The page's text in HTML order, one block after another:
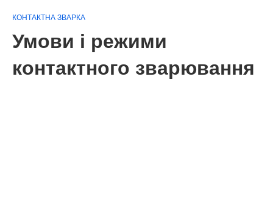
КОНТАКТНА ЗВАРКА
Умови і режими
контактного зварювання